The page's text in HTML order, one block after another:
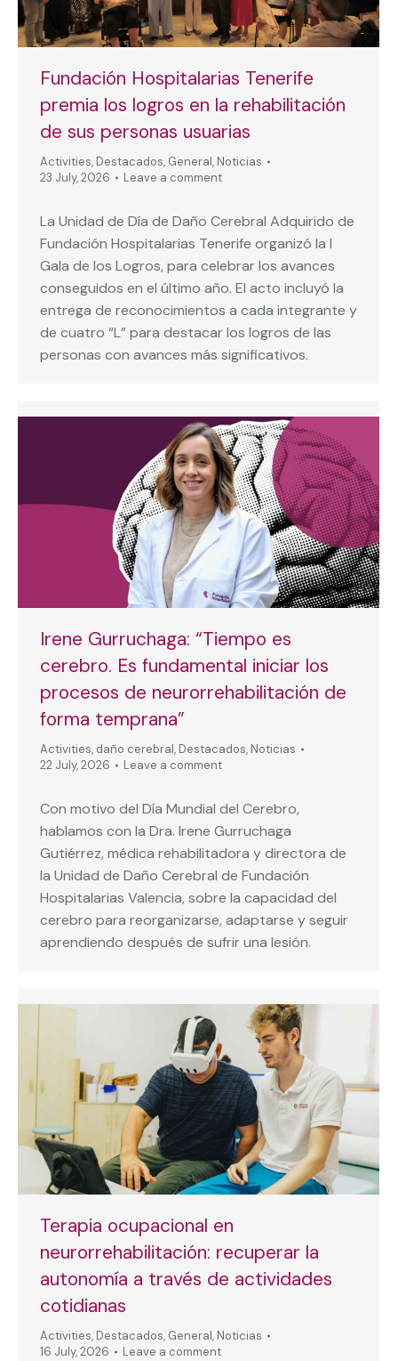
Fundación Hospitalarias Tenerife
premia los logros en la rehabilitación
de sus personas usuarias
Activities, Destacados, General, Noticias
23 July, 2026
Leave a comment
La Unidad de Día de Daño Cerebral Adquirido de
Fundación Hospitalarias Tenerife organizó la I
Gala de los Logros, para celebrar los avances
conseguidos en el último año. El acto incluyó la
entrega de reconocimientos a cada integrante y
de cuatro “L” para destacar los logros de las
personas con avances más significativos.
Irene Gurruchaga: “Tiempo es
cerebro. Es fundamental iniciar los
procesos de neurorrehabilitación de
forma temprana”
Activities, daño cerebral, Destacados, Noticias
22 July, 2026
Leave a comment
Con motivo del Día Mundial del Cerebro,
hablamos con la Dra. Irene Gurruchaga
Gutiérrez, médica rehabilitadora y directora de
la Unidad de Daño Cerebral de Fundación
Hospitalarias Valencia, sobre la capacidad del
cerebro para reorganizarse, adaptarse y seguir
aprendiendo después de sufrir una lesión.
Terapia ocupacional en
neurorrehabilitación: recuperar la
autonomía a través de actividades
cotidianas
Activities, Destacados, General, Noticias
16 July, 2026
Leave a comment